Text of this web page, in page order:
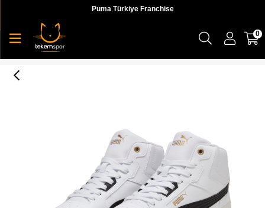
Puma Türkiye Franchise
0